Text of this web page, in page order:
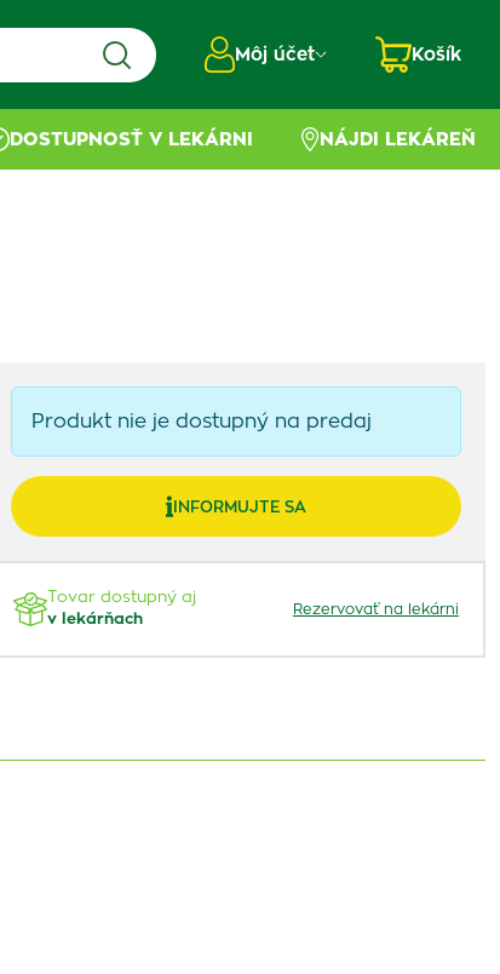
Môj účet Košík
DOSTUPNOSŤ V LEKÁRNI NÁJDI LEKÁREŇ
Produkt nie je dostupný na predaj
INFORMUJTE SA
Tovar dostupný aj
v lekárňach
Rezervovať na lekárni